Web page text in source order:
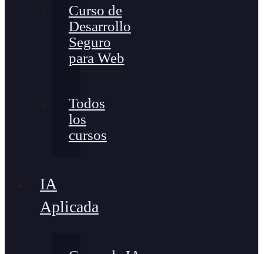
Curso de
Desarrollo
Seguro
para Web
Todos
los
cursos
IA
Aplicada